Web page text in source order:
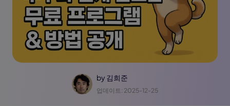
by 김희준
업데이트: 2025-12-25